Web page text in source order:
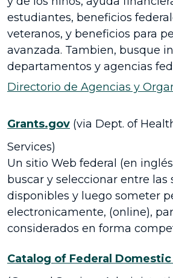
estudiantes, beneficios
veteranos, y beneficios para
avanzada. Tambien, busque
departamentos y agencias
Directorio de Agencias y
Grants.gov (via Dept. of
Services)
Un sitio Web federal (en
buscar y seleccionar entre las
disponibles y luego someter
electronicamente, (online),
considerados en forma
Catalog of Federal